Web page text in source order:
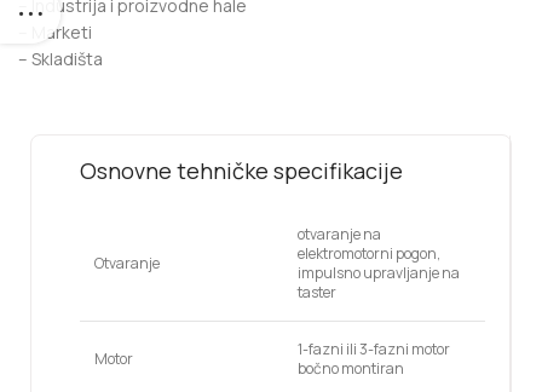
– Industrija i proizvodne hale
– Marketi
– Skladišta
Osnovne tehničke specifikacije
Otvaranje
otvaranje na
elektromotorni pogon,
impulsno upravljanje na
taster
Motor
1-fazni ili 3-fazni motor
bočno montiran